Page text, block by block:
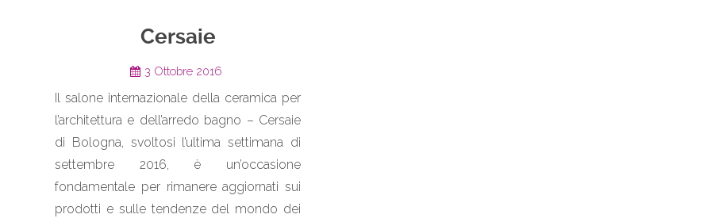
Cersaie
3 Ottobre 2016
Il salone internazionale della ceramica per
l’architettura e dell’arredo bagno – Cersaie
di Bologna, svoltosi l’ultima settimana di
settembre 2016, è un’occasione
fondamentale per rimanere aggiornati sui
prodotti e sulle tendenze del mondo dei